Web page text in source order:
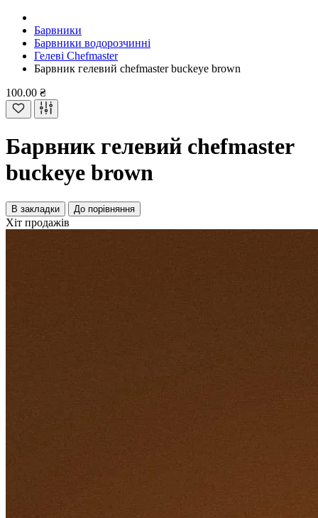
Барвники
Барвники водорозчинні
Гелеві Chefmaster
Барвник гелевий сhefmaster buckeye brown
100.00 ₴
Барвник гелевий сhefmaster
buckeye brown
В закладки До порівняння
Хіт продажів